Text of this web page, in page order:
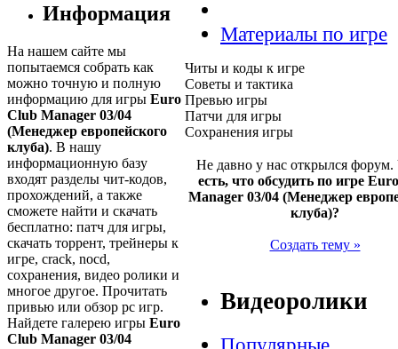
Информация
На нашем сайте мы
попытаемся собрать как
можно точную и полную
информацию для игры Euro
Club Manager 03/04
(Менеджер европейского
клуба). В нашу
информационную базу
входят разделы чит-кодов,
прохождений, а также
сможете найти и скачать
бесплатно: патч для игры,
скачать торрент, трейнеры к
игре, crack, nocd,
сохранения, видео ролики и
многое другое. Прочитать
привью или обзор pc игр.
Найдете галерею игры Euro
Club Manager 03/04
Материалы по игре
Читы и коды к игре
Советы и тактика
Превью игры
Патчи для игры
Сохранения игры
Не давно у нас открылся форум.
есть, что обсудить по игре
Manager 03/04 (Менеджер
клуба)?
Создать тему »
Видеоролики
Популярные